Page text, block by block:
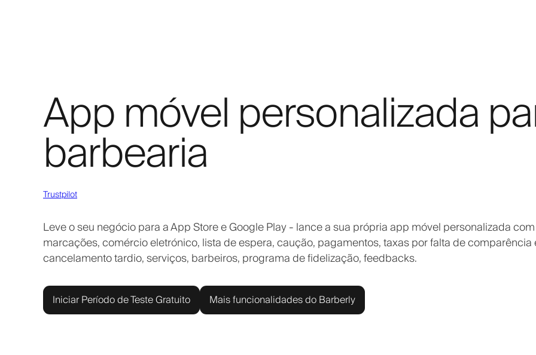
App móvel personalizada
barbearia
Trustpilot
Leve o seu negócio para a App Store e Google Play - lance a sua própria app móvel personalizada com
marcações, comércio eletrónico, lista de espera, caução, pagamentos, taxas por falta de comparência
cancelamento tardio, serviços, barbeiros, programa de fidelização, feedbacks.
Iniciar Período de Teste Gratuito Mais funcionalidades do Barberly